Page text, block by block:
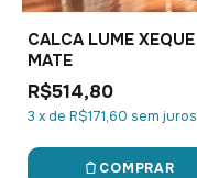
CALCA LUME XEQUE
MATE
R$514,80
3 xde R$171,60 sem juros
COMPRAR